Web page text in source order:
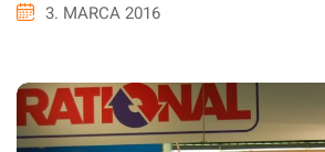
3. MARCA 2016